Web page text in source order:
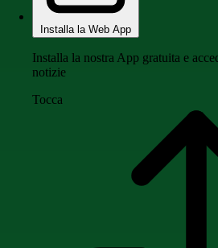
Installa la Web App
Installa la nostra App gratuita e
notizie
Tocca